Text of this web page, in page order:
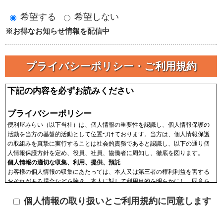
希望する 希望しない
※お得なお知らせ情報を配信中
プライバシーポリシー・ご利用規約
下記の内容を必ずお読みください
プライバシーポリシー
便利屋みらい（以下当社）は、個人情報の重要性を認識し、個人情報保護の
活動を当方の基盤的活動として位置づけております。当方は、個人情報保護
の取組みを真摯に実行することは社会的責務であると認識し、以下の通り個
人情報保護方針を定め、役員、社員、協働者に周知し、徹底を図ります。
個人情報の適切な収集、利用、提供、預託
お客様の個人情報の収集にあたっては、本人又は第三者の権利利益を害する
おそれがある場合などを除き、本人に対して利用目的を明らかにし、同意を
範囲を限定し、適切に取り扱います。収集した個人情報は、法令に基づく命
個人情報の取り扱いとご利用規約に同意します